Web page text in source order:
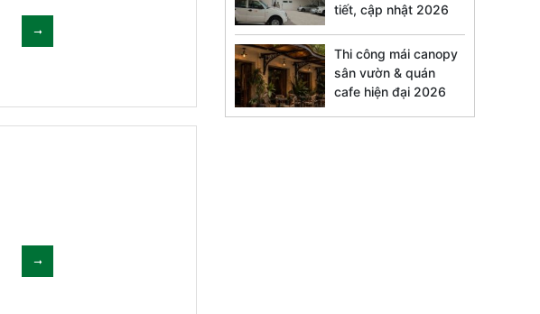
tiết, cập nhật 2026
Thi công mái canopy
sân vườn & quán
cafe hiện đại 2026